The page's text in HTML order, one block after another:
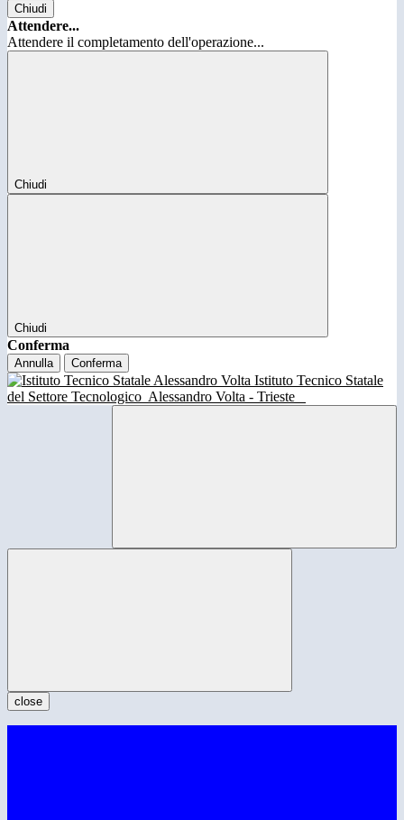
Chiudi
Attendere...
Attendere il completamento dell'operazione...
Chiudi
Chiudi
Conferma
Annulla Conferma
Istituto Tecnico Statale
del Settore Tecnologico Alessandro Volta - Trieste
close